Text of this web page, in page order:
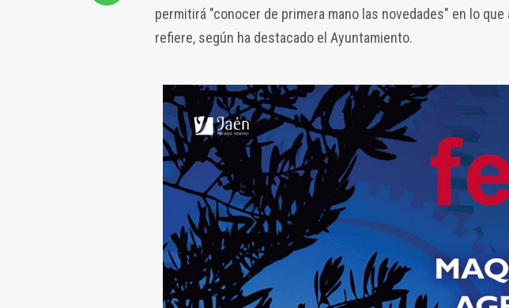
permitirá "conocer de primera mano las novedades" en lo
refiere, según ha destacado el Ayuntamiento.